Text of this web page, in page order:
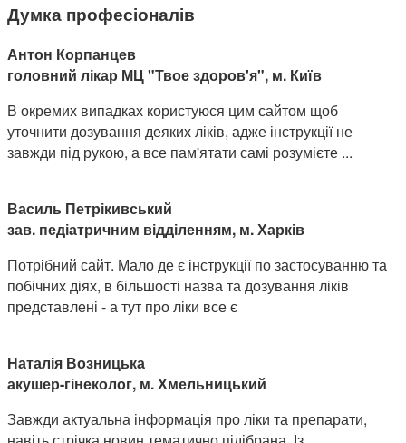
Думка професіоналів
Антон Корпанцев
головний лікар МЦ "Твое здоров'я", м. Київ
В окремих випадках користуюся цим сайтом щоб
уточнити дозування деяких ліків, адже інструкції не
завжди під рукою, а все пам'ятати самі розумієте ...
Василь Петрікивський
зав. педіатричним відділенням, м. Харків
Потрібний сайт. Мало де є інструкції по застосуванню та
побічних діях, в більшості назва та дозування ліків
представлені - а тут про ліки все є
Наталія Возницька
акушер-гінеколог, м. Хмельницький
Завжди актуальна інформація про ліки та препарати,